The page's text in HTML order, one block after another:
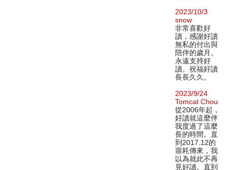
2023/10/3
snow
非常喜歡好
讀，感謝好讀
無私的付出與
陪伴的歲月。
永遠支持好
讀。祝福好讀
長長久久。
2023/9/24
Tomcat Chou
從2006年起，
好讀就這麼伴
我度過了這麼
長的時間。直
到2017.12的
噩耗傳來，我
以為就此不再
見好讀。直到